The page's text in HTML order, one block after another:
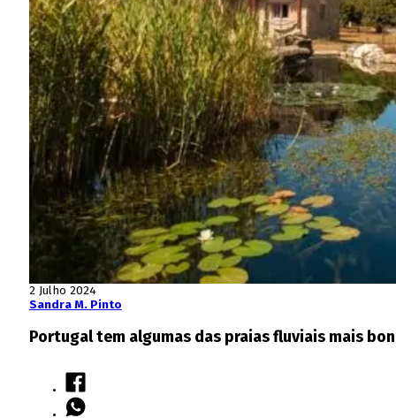
2 Julho 2024
Sandra M. Pinto
Portugal tem algumas das praias fluviais mais